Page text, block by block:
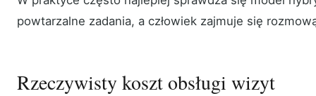
powtarzalne zadania, a człowiek zajmuje się
Rzeczywisty koszt obsługi wizyt